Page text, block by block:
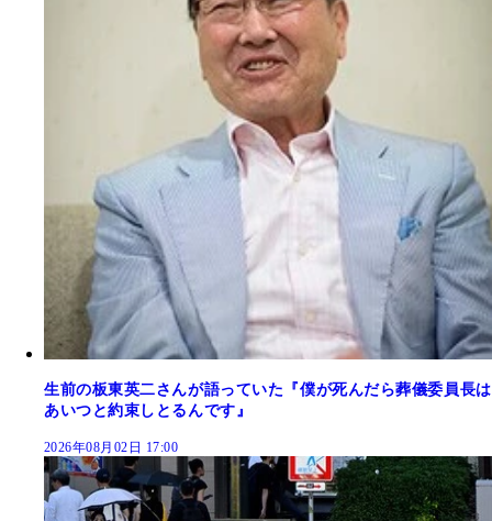
生前の板東英二さんが語っていた『僕が死んだら葬儀委員長は
あいつと約束しとるんです』
2026年08月02日 17:00